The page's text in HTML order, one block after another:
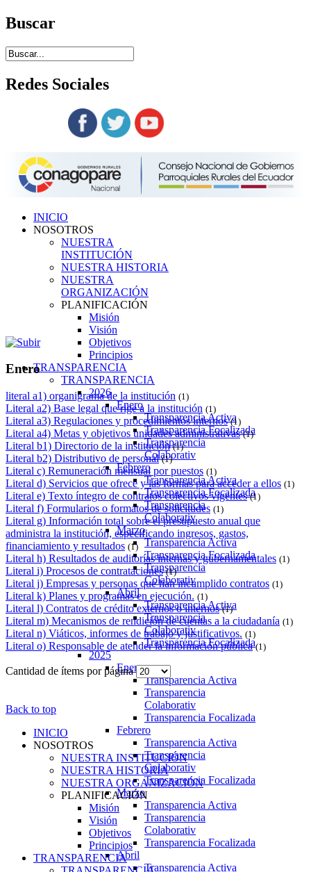
Buscar
Redes Sociales
INICIO
NOSOTROS
NUESTRA
INSTITUCIÓN
NUESTRA HISTORIA
NUESTRA
ORGANIZACIÓN
PLANIFICACIÓN
Misión
Visión
Objetivos
Principios
TRANSPARENCIA
TRANSPARENCIA
2026
Enero
Transparencia Activa
Transparencia Focalizada
Transparencia
Colaborativ
Febrero
Transparencia Activa
Transparencia Focalizada
Transparencia
Colaborativ
Marzo
Transparencia Activa
Transparencia Focalizada
Transparencia
Colaborativ
Abril
Transparencia Activa
Transparencia
Colaborativ
Transparencia Focalizada
2025
Enero
Transparencia Activa
Transparencia
Colaborativ
Transparencia Focalizada
Febrero
Transparencia Activa
Transparencia
Colaborativ
Transparencia Focalizada
Marzo
Transparencia Activa
Transparencia
Colaborativ
Transparencia Focalizada
Abril
Transparencia Activa
Enero
literal a1) organigrama de la institución (1)
Literal a2) Base legal que rige a la institución (1)
Literal a3) Regulaciones y procedimientos internos (1)
Literal a4) Metas y objetivos unidades administrativas (1)
Literal b1) Directorio de la institución (1)
Literal b2) Distributivo de personal (1)
Literal c) Remuneración mensual por puestos (1)
Literal d) Servicios que ofrece y las formas para acceder a ellos (1)
Literal e) Texto íntegro de contratos colectivos vigentes (1)
Literal f) Formularios o formatos de solicitudes (1)
Literal g) Información total sobre el presupuesto anual que
administra la institución, especificando ingresos, gastos,
financiamiento y resultados (1)
Literal h) Resultados de auditorías internas y gubernamentales (1)
Literal i) Procesos de contrataciones (1)
Literal j) Empresas y personas que han incumplido contratos (1)
Literal k) Planes y programas en ejecución. (1)
Literal l) Contratos de crédito externos o internos (1)
Literal m) Mecanismos de rendición de cuentas a la ciudadanía (1)
Literal n) Viáticos, informes de trabajo y justificativos. (1)
Literal o) Responsable de atender la información pública (1)
Cantidad de ítems por página
Back to top
INICIO
NOSOTROS
NUESTRA INSTITUCIÓN
NUESTRA HISTORIA
NUESTRA ORGANIZACIÓN
PLANIFICACIÓN
Misión
Visión
Objetivos
Principios
TRANSPARENCIA